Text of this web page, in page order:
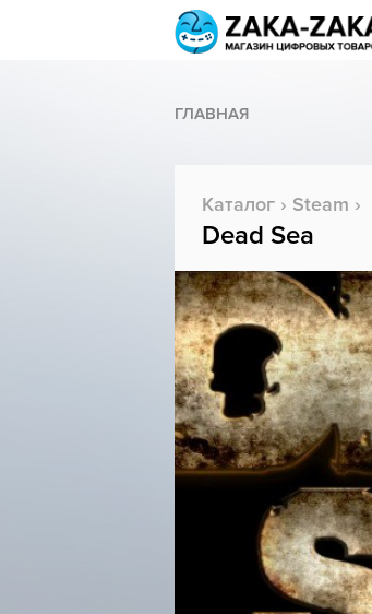
ГЛАВНАЯ
Каталог › Steam ›
Dead Sea